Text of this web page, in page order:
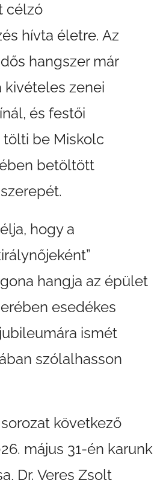
célzó
hívta életre. Az
hangszer már
kivételes zenei
és festői
be Miskolc
betöltött
hogy a
hangja az épület
esedékes
ismét
szólalhasson
sorozat következő
május 31-én karunk
Dr. Veres Zsolt